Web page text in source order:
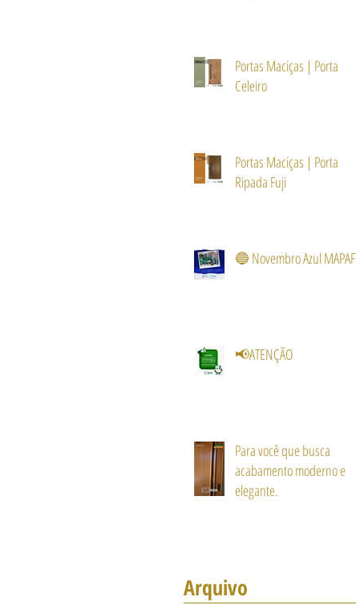
Portas Maciças | Porta
Celeiro
Portas Maciças | Porta
Ripada Fuji
🔵 Novembro Azul MAPAF
📢ATENÇÃO
Para você que busca
acabamento moderno e
elegante.
Arquivo